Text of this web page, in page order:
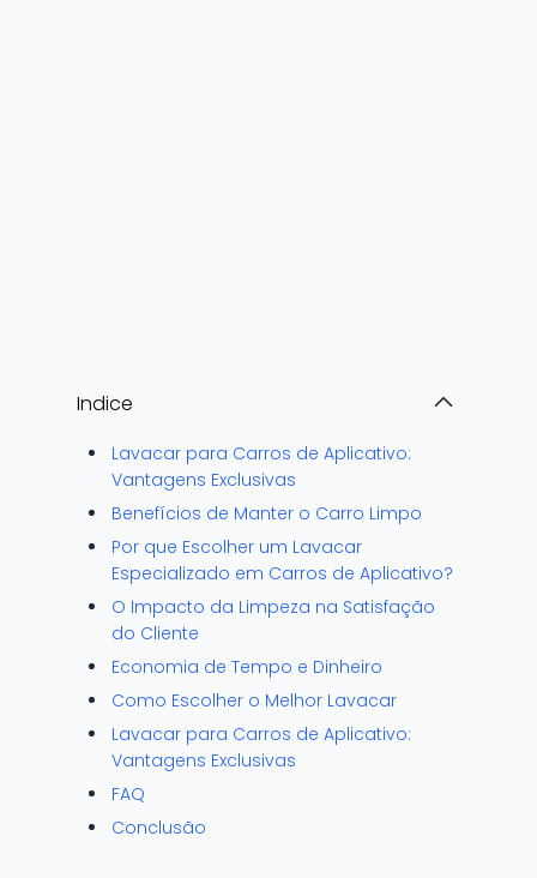
Indice
Lavacar para Carros de Aplicativo:
Vantagens Exclusivas
Benefícios de Manter o Carro Limpo
Por que Escolher um Lavacar
Especializado em Carros de Aplicativo?
O Impacto da Limpeza na Satisfação
do Cliente
Economia de Tempo e Dinheiro
Como Escolher o Melhor Lavacar
Lavacar para Carros de Aplicativo:
Vantagens Exclusivas
FAQ
Conclusão